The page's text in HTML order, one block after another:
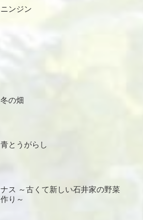
ニンジン
冬の畑
青とうがらし
ナス ～古くて新しい石井家の野菜
作り～